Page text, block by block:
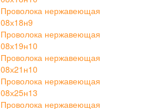
Проволока нержавеющая
08х18н9
Проволока нержавеющая
08х19н10
Проволока нержавеющая
08х21н10
Проволока нержавеющая
08х25н13
Проволока нержавеющая